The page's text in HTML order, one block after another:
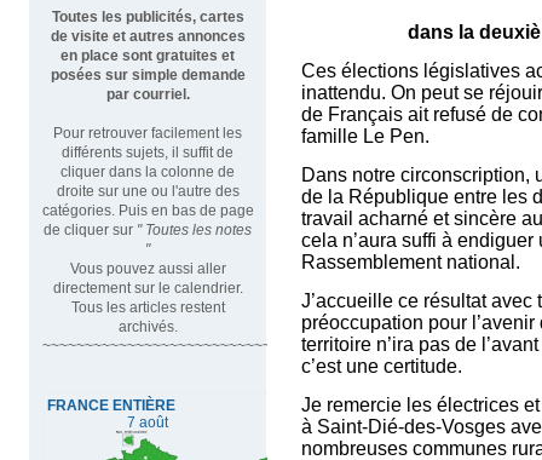
Toutes les publicités, cartes
de visite et autres annonces
en place sont gratuites et
posées sur simple demande
par courriel.
Pour retrouver facilement les
différents sujets, il suffit de
cliquer dans la colonne de
droite sur une ou l'autre des
catégories. Puis en bas de page
de cliquer sur " Toutes les notes
"
Vous pouvez aussi aller
directement sur le calendrier.
Tous les articles restent
archivés.
~~~~~~~~~~~~~~~~~~~~~~~~~~~~~~~~~
dans la
Ces élections législatives
inattendu. On peut se
de Français ait refusé de
famille Le Pen.
Dans notre circonscription,
de la République entre les
travail acharné et sincère
cela n’aura suffi à
Rassemblement national.
J’accueille ce résultat
préoccupation pour
territoire n’ira pas de
c’est une certitude.
Je remercie les électrices
à Saint-Dié-des-Vosges
nombreuses communes